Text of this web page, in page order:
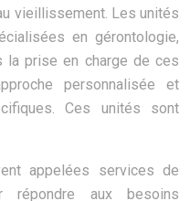
vieillissement. Les unités
en gérontologie,
la prise en charge de ces
personnalisée et
Ces unités sont
appelées services de
répondre aux besoins